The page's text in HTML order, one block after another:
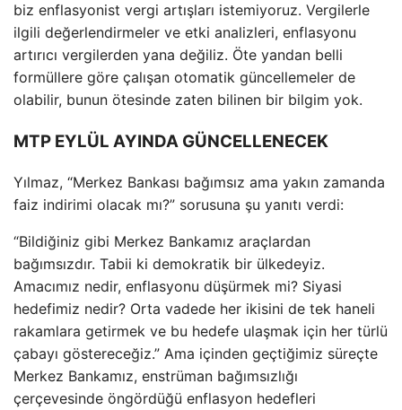
biz enflasyonist vergi artışları istemiyoruz. Vergilerle
ilgili değerlendirmeler ve etki analizleri, enflasyonu
artırıcı vergilerden yana değiliz. Öte yandan belli
formüllere göre çalışan otomatik güncellemeler de
olabilir, bunun ötesinde zaten bilinen bir bilgim yok.
MTP EYLÜL AYINDA GÜNCELLENECEK
Yılmaz, “Merkez Bankası bağımsız ama yakın zamanda
faiz indirimi olacak mı?” sorusuna şu yanıtı verdi:
“Bildiğiniz gibi Merkez Bankamız araçlardan
bağımsızdır. Tabii ki demokratik bir ülkedeyiz.
Amacımız nedir, enflasyonu düşürmek mi? Siyasi
hedefimiz nedir? Orta vadede her ikisini de tek haneli
rakamlara getirmek ve bu hedefe ulaşmak için her türlü
çabayı göstereceğiz.” Ama içinden geçtiğimiz süreçte
Merkez Bankamız, enstrüman bağımsızlığı
çerçevesinde öngördüğü enflasyon hedefleri